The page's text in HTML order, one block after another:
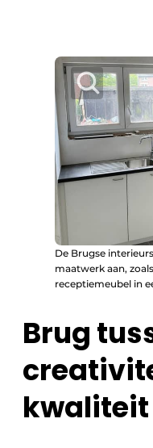
De Brugse
maatwerk aan,
receptiemeubel in
Brug
kwaliteit